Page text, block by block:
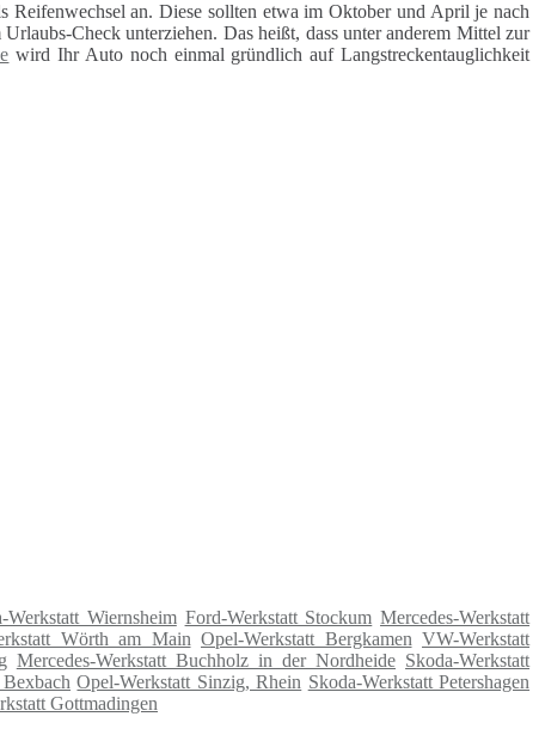
Reifenwechsel an. Diese sollten etwa im Oktober und April je nach
Check unterziehen. Das heißt, dass unter anderem Mittel zur
wird Ihr Auto noch einmal gründlich auf Langstreckentauglichkeit
Werkstatt Wiernsheim Ford-Werkstatt Stockum Mercedes-Werkstatt
Wörth am Main Opel-Werkstatt Bergkamen VW-Werkstatt
Mercedes-Werkstatt Buchholz in der Nordheide Skoda-Werkstatt
Opel-Werkstatt Sinzig, Rhein Skoda-Werkstatt Petershagen
Gottmadingen